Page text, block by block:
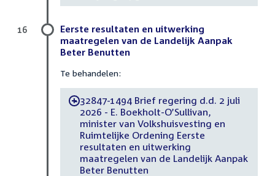
Eerste resultaten en uitwerking
maatregelen van de Landelijk Aanpak
Beter Benutten
Te behandelen:
-32847-1494 Brief regering d.d. 2 juli
2026 - E. Boekholt-O’Sullivan,
minister van Volkshuisvesting en
Ruimtelijke Ordening Eerste
resultaten en uitwerking
maatregelen van de Landelijk Aanpak
Beter Benutten
16